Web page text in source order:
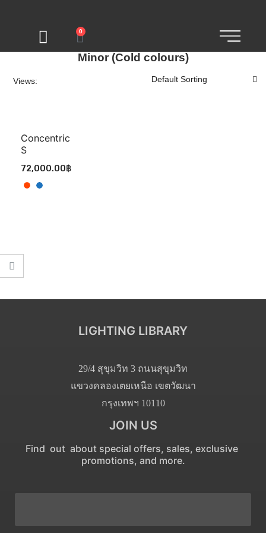
0
Minor (Cold colours)
Views:
Concentric
S
72,000.00฿
LIGHTING LIBRARY
29/4 สุขุมวิท 3 ถนนสุขุมวิท
แขวงคลองเตยเหนือ เขตวัฒนา
กรุงเทพฯ 10110
JOIN US
Find out about special offers, sales, exclusive
promotions, and more.